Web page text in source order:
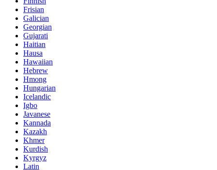
Frisian
Galician
Georgian
Gujarati
Haitian
Hausa
Hawaiian
Hebrew
Hmong
Hungarian
Icelandic
Igbo
Javanese
Kannada
Kazakh
Khmer
Kurdish
Kyrgyz
Latin